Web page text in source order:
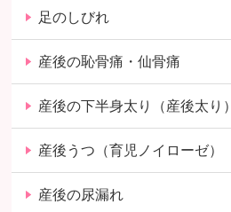
足のしびれ
産後の恥骨痛・仙骨痛
産後の下半身太り（産後太り）
産後うつ（育児ノイローゼ）
産後の尿漏れ